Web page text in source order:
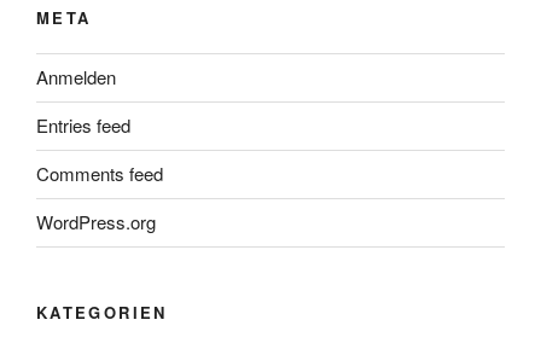
META
Anmelden
Entries feed
Comments feed
WordPress.org
KATEGORIEN